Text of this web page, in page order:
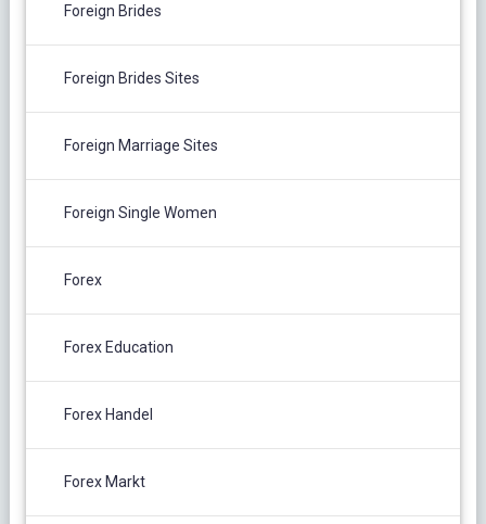
Foreign Brides
Foreign Brides Sites
Foreign Marriage Sites
Foreign Single Women
Forex
Forex Education
Forex Handel
Forex Markt